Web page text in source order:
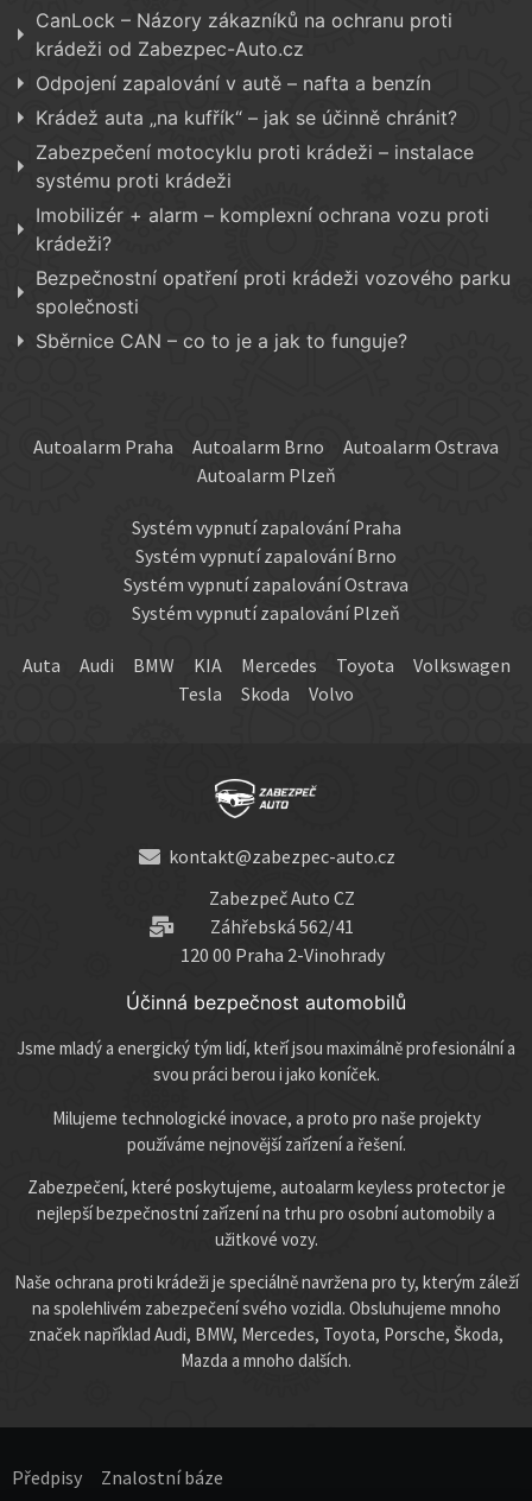
CanLock – Názory zákazníků na ochranu proti
krádeži od Zabezpec-Auto.cz
Odpojení zapalování v autě – nafta a benzín
Krádež auta „na kufřík“ – jak se účinně chránit?
Zabezpečení motocyklu proti krádeži – instalace
systému proti krádeži
Imobilizér + alarm – komplexní ochrana vozu proti
krádeži?
Bezpečnostní opatření proti krádeži vozového parku
společnosti
Sběrnice CAN – co to je a jak to funguje?
Autoalarm Praha Autoalarm Brno
Autoalarm Ostrava
Autoalarm Plzeň
Systém vypnutí zapalování Praha
Systém vypnutí zapalování Brno
Systém vypnutí zapalování Ostrava
Systém vypnutí zapalování Plzeň
Auta Audi BMW KIA Mercedes Toyota
Volkswagen
Tesla
Skoda Volvo
kontakt@zabezpec-auto.cz
Zabezpeč Auto CZ
Záhřebská 562/41
120 00 Praha 2-Vinohrady
Účinná bezpečnost automobilů
Jsme mladý a energický tým lidí, kteří jsou maximálně profesionální a
svou práci berou i jako koníček.
Milujeme technologické inovace, a proto pro naše projekty
používáme nejnovější zařízení a řešení.
Zabezpečení, které poskytujeme, autoalarm keyless protector je
nejlepší bezpečnostní zařízení na trhu pro osobní automobily a
užitkové vozy.
Naše ochrana proti krádeži je speciálně navržena pro ty, kterým záleží
na spolehlivém zabezpečení svého vozidla. Obsluhujeme mnoho
značek například Audi, BMW, Mercedes, Toyota, Porsche, Škoda,
Mazda a mnoho dalších.
Předpisy Znalostní báze​